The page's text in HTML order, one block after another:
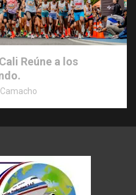
Reúne a los